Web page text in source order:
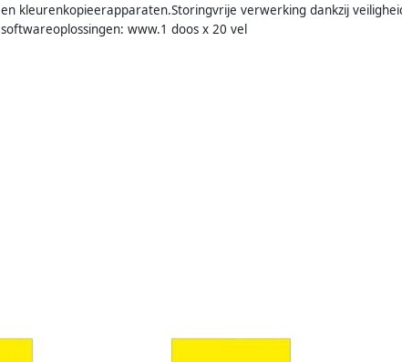
en kleurenkopieerapparaten.Storingvrije verwerking dankzij
softwareoplossingen: www.1 doos x 20 vel